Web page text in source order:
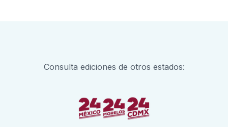
Consulta ediciones de otros estados: